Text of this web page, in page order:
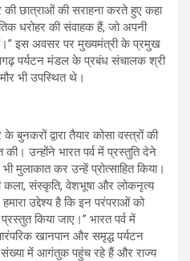
छात्राओं की सराहना करते हुए कहा
धरोहर की संवाहक हैं, जो अपनी
हैं।” इस अवसर पर मुख्यमंत्री के प्रमुख
पर्यटन मंडल के प्रबंध संचालक श्री
भी उपस्थित थे।
बुनकरों द्वारा तैयार कोसा वस्त्रों की
की। उन्होंने भारत पर्व में प्रस्तुति देने
कर उन्हें प्रोत्साहित किया।
कला, संस्कृति, वेशभूषा और लोकनृत्य
उद्देश्य है कि इन परंपराओं को
किया जाए।” भारत पर्व में
खानपान और समृद्ध पर्यटन
में आगंतुक पहुंच रहे हैं और राज्य